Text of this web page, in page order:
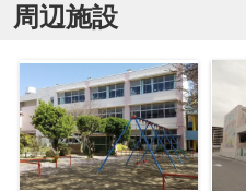
周辺施設